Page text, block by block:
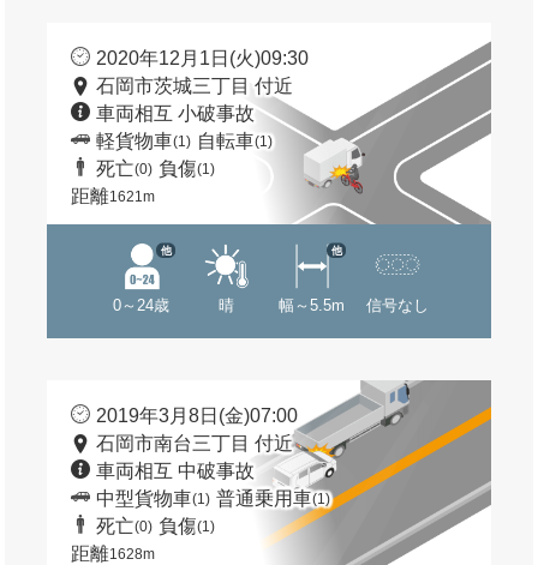
2020年12月1日(火)09:30
石岡市茨城三丁目 付近
車両相互 小破事故
軽貨物車(1) 自転車(1)
死亡(0) 負傷(1)
距離1621m
0～24歳
他
晴 幅～5.5m
他
信号なし
2019年3月8日(金)07:00
石岡市南台三丁目 付近
車両相互 中破事故
中型貨物車(1) 普通乗用車(1)
死亡(0) 負傷(1)
距離1628m